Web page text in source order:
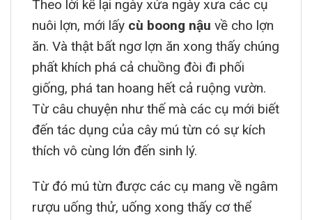
Theo lời kể lại ngày xửa ngày xưa các cụ
nuôi lợn, mới lấy cù boong nậu về cho lợn
ăn. Và thật bất ngơ lợn ăn xong thấy chúng
phất khích phá cả chuồng đòi đi phối
giống, phá tan hoang hết cả ruộng vườn.
Từ câu chuyện như thế mà các cụ mới biết
đến tác dụng của cây mú từn có sự kích
thích vô cùng lớn đến sinh lý.
Từ đó mú từn được các cụ mang về ngâm
rượu uống thử, uống xong thấy cơ thể